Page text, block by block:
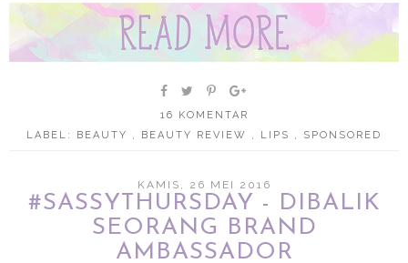
16 KOMENTAR
LABEL: BEAUTY , BEAUTY REVIEW , LIPS , SPONSORED
KAMIS, 26 MEI 2016
#SASSYTHURSDAY - DIBALIK
SEORANG BRAND
AMBASSADOR